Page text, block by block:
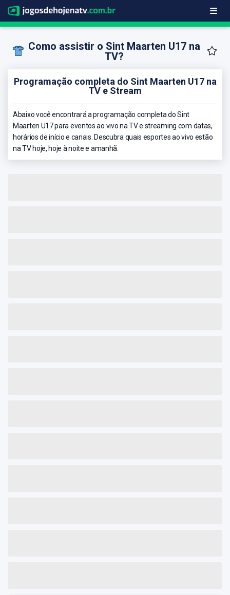
Como assistir o Sint Maarten U17 na
TV?
Programação completa do Sint Maarten U17 na
TV e Stream
Abaixo você encontrará a programação completa do Sint
Maarten U17 para eventos ao vivo na TV e streaming com datas,
horários de início e canais. Descubra quais esportes ao vivo estão
na TV hoje, hoje à noite e amanhã.